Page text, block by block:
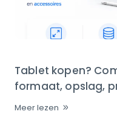
Tablet kopen?
formaat, opslag,
Meer lezen